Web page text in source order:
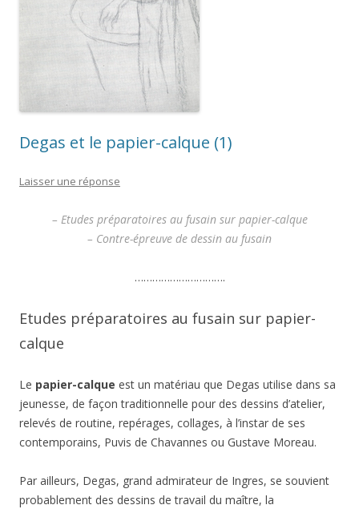
Degas et le papier-calque (1)
Laisser une réponse
– Etudes préparatoires au fusain sur papier-calque
– Contre-épreuve de dessin au fusain
………………………….
Etudes préparatoires au fusain sur papier-
calque
Le papier-calque est un matériau que Degas utilise dans sa
jeunesse, de façon traditionnelle pour des dessins d’atelier,
relevés de routine, repérages, collages, à l’instar de ses
contemporains, Puvis de Chavannes ou Gustave Moreau.
Par ailleurs, Degas, grand admirateur de Ingres, se souvient
probablement des dessins de travail du maître, la